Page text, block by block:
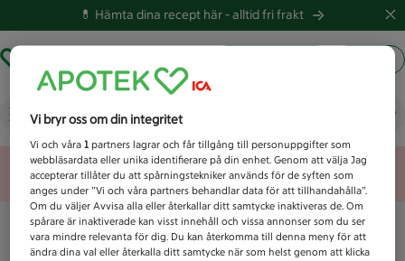
💊 Hämta dina recept här -alltid fri frakt
Vad letar du efter idag?
Unknown error
Vi bryr oss om din integritet
Vi och våra1 partners lagrar och får tillgång till personuppgifter som
webbläsardata eller unika identifierare på din enhet. Genom att välja Jag
accepterar tillåter du att spårningstekniker används för de syften som
anges under ”Vi och våra partners behandlar data för att tillhandahålla”.
Om du väljer Avvisa alla eller återkallar ditt samtycke inaktiveras de. Om
spårare är inaktiverade kan visst innehåll och vissa annonser som du ser
vara mindre relevanta för dig. Du kan återkomma till denna meny för att
ändra dina val eller återkalla ditt samtycke när som helst genom att klicka